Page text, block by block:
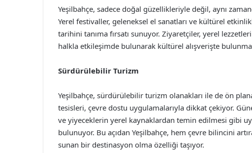
Yeşilbahçe, sadece doğal güzellikleriyle değil, aynı
Yerel festivaller, geleneksel el sanatları ve kültürel
tarihini tanıma fırsatı sunuyor. Ziyaretçiler, yerel
halkla etkileşimde bulunarak kültürel alışverişte
Sürdürülebilir Turizm
Yeşilbahçe, sürdürülebilir turizm olanakları ile de ön
tesisleri, çevre dostu uygulamalarıyla dikkat çekiyor.
ve yiyeceklerin yerel kaynaklardan temin edilmesi gibi
bulunuyor. Bu açıdan Yeşilbahçe, hem çevre bilincini
sunan bir destinasyon olma özelliği taşıyor.